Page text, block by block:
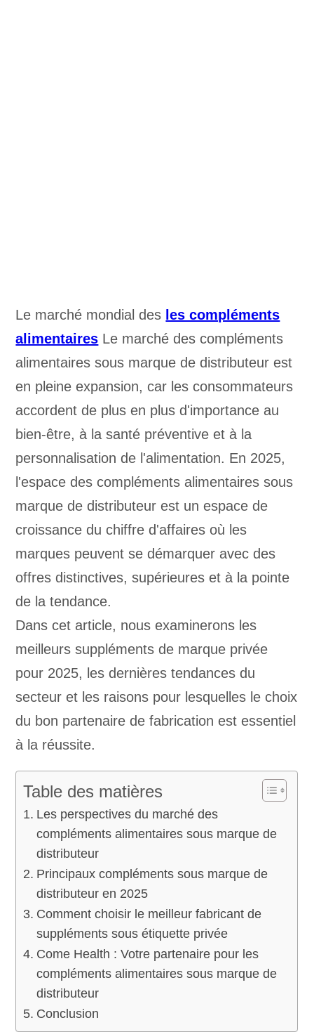
Le marché mondial des les compléments
alimentaires Le marché des compléments
alimentaires sous marque de distributeur est
en pleine expansion, car les consommateurs
accordent de plus en plus d'importance au
bien-être, à la santé préventive et à la
personnalisation de l'alimentation. En 2025,
l'espace des compléments alimentaires sous
marque de distributeur est un espace de
croissance du chiffre d'affaires où les
marques peuvent se démarquer avec des
offres distinctives, supérieures et à la pointe
de la tendance.
Dans cet article, nous examinerons les
meilleurs suppléments de marque privée
pour 2025, les dernières tendances du
secteur et les raisons pour lesquelles le choix
du bon partenaire de fabrication est essentiel
à la réussite.
Table des matières
Les perspectives du marché des
compléments alimentaires sous marque de
distributeur
Principaux compléments sous marque de
distributeur en 2025
Comment choisir le meilleur fabricant de
suppléments sous étiquette privée
Come Health : Votre partenaire pour les
compléments alimentaires sous marque de
distributeur
Conclusion